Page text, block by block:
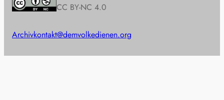
CC BY-NC 4.0
Archivkontakt@demvolkedienen.org